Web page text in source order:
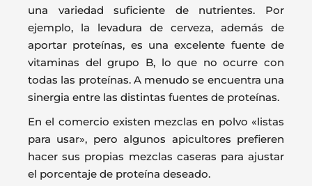
una variedad suficiente de nutrientes. Por
ejemplo, la levadura de cerveza, además de
aportar proteínas, es una excelente fuente de
vitaminas del grupo B, lo que no ocurre con
todas las proteínas. A menudo se encuentra una
sinergia entre las distintas fuentes de proteínas.
En el comercio existen mezclas en polvo «listas
para usar», pero algunos apicultores prefieren
hacer sus propias mezclas caseras para ajustar
el porcentaje de proteína deseado.